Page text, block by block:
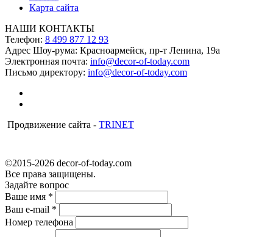
Карта сайта
НАШИ КОНТАКТЫ
Телефон: 8 499 877 12 93
Адрес Шоу-рума: Красноармейск, пр-т Ленина, 19а
Электронная почта: info@decor-of-today.com
Письмо директору: info@decor-of-today.com
Продвижение сайта - TRINET
©2015-2026 decor-of-today.com
Все права защищены.
Задайте вопрос
Ваше имя *
Ваш e-mail *
Номер телефона